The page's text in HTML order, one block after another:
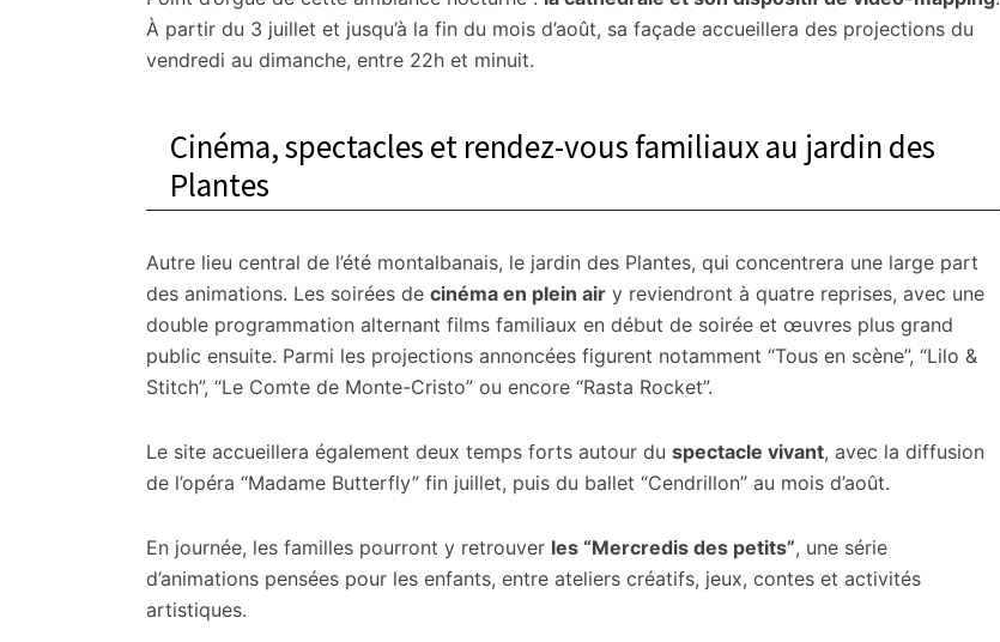
À partir du 3 juillet et jusqu’à la fin du mois d’août, sa façade accueillera des projections du
vendredi au dimanche, entre 22h et minuit.
Cinéma, spectacles et rendez-vous familiaux au jardin des
Plantes
Autre lieu central de l’été montalbanais, le jardin des Plantes, qui concentrera une large part
des animations. Les soirées de cinéma en plein air y reviendront à quatre reprises, avec une
double programmation alternant films familiaux en début de soirée et œuvres plus grand
public ensuite. Parmi les projections annoncées figurent notamment “Tous en scène”, “Lilo &
Stitch”, “Le Comte de Monte-Cristo” ou encore “Rasta Rocket”.
Le site accueillera également deux temps forts autour du spectacle vivant, avec la diffusion
de l’opéra “Madame Butterfly” fin juillet, puis du ballet “Cendrillon” au mois d’août.
En journée, les familles pourront y retrouver les “Mercredis des petits”, une série
d’animations pensées pour les enfants, entre ateliers créatifs, jeux, contes et activités
artistiques.